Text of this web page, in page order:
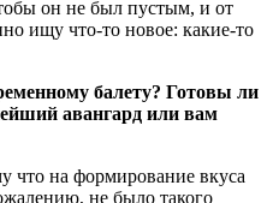
он не был пустым, и от
ищу что-то новое: какие-то
балету? Готовы ли
авангард или вам
что на формирование вкуса
не было такого